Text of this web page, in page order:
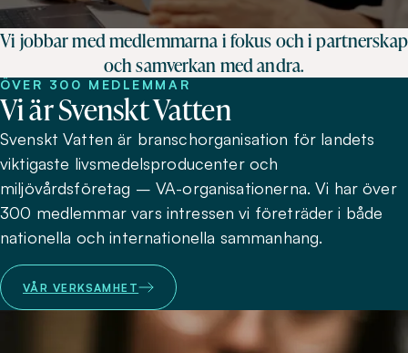
Vi jobbar med medlemmarna i fokus och i partnerskap
och samverkan med andra.
ÖVER 300 MEDLEMMAR
Vi är Svenskt Vatten
Svenskt Vatten är branschorganisation för landets
viktigaste livsmedelsproducenter och
miljövårdsföretag – VA-organisationerna. Vi har över
300 medlemmar vars intressen vi företräder i både
nationella och internationella sammanhang.
VÅR VERKSAMHET